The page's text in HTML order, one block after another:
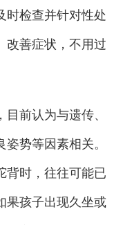
时检查并针对性处
改善症状，不用过
前认为与遗传、
势等因素相关。
背时，往往可能已
果孩子出现久坐或